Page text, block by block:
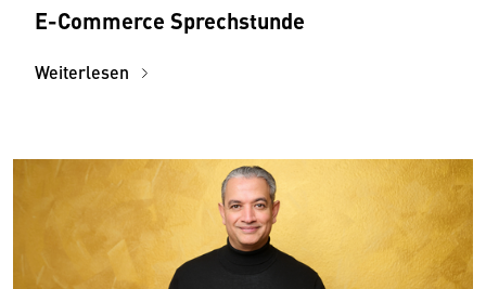
E-Commerce Sprechstunde
Weiterlesen